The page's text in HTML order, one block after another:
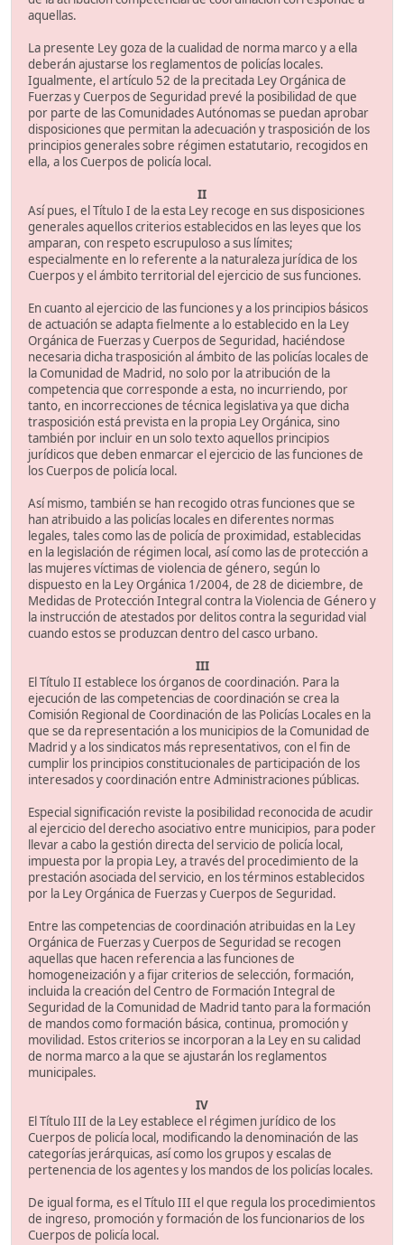
aquellas.
La presente Ley goza de la cualidad de norma marco y a ella
deberán ajustarse los reglamentos de policías locales.
Igualmente, el artículo 52 de la precitada Ley Orgánica de
Fuerzas y Cuerpos de Seguridad prevé la posibilidad de que
por parte de las Comunidades Autónomas se puedan aprobar
disposiciones que permitan la adecuación y trasposición de los
principios generales sobre régimen estatutario, recogidos en
ella, a los Cuerpos de policía local.
II
Así pues, el Título I de la esta Ley recoge en sus disposiciones
generales aquellos criterios establecidos en las leyes que los
amparan, con respeto escrupuloso a sus límites;
especialmente en lo referente a la naturaleza jurídica de los
Cuerpos y el ámbito territorial del ejercicio de sus funciones.
En cuanto al ejercicio de las funciones y a los principios básicos
de actuación se adapta fielmente a lo establecido en la Ley
Orgánica de Fuerzas y Cuerpos de Seguridad, haciéndose
necesaria dicha trasposición al ámbito de las policías locales de
la Comunidad de Madrid, no solo por la atribución de la
competencia que corresponde a esta, no incurriendo, por
tanto, en incorrecciones de técnica legislativa ya que dicha
trasposición está prevista en la propia Ley Orgánica, sino
también por incluir en un solo texto aquellos principios
jurídicos que deben enmarcar el ejercicio de las funciones de
los Cuerpos de policía local.
Así mismo, también se han recogido otras funciones que se
han atribuido a las policías locales en diferentes normas
legales, tales como las de policía de proximidad, establecidas
en la legislación de régimen local, así como las de protección a
las mujeres víctimas de violencia de género, según lo
dispuesto en la Ley Orgánica 1/2004, de 28 de diciembre, de
Medidas de Protección Integral contra la Violencia de Género y
la instrucción de atestados por delitos contra la seguridad vial
cuando estos se produzcan dentro del casco urbano.
III
El Título II establece los órganos de coordinación. Para la
ejecución de las competencias de coordinación se crea la
Comisión Regional de Coordinación de las Policías Locales en la
que se da representación a los municipios de la Comunidad de
Madrid y a los sindicatos más representativos, con el fin de
cumplir los principios constitucionales de participación de los
interesados y coordinación entre Administraciones públicas.
Especial significación reviste la posibilidad reconocida de acudir
al ejercicio del derecho asociativo entre municipios, para poder
llevar a cabo la gestión directa del servicio de policía local,
impuesta por la propia Ley, a través del procedimiento de la
prestación asociada del servicio, en los términos establecidos
por la Ley Orgánica de Fuerzas y Cuerpos de Seguridad.
Entre las competencias de coordinación atribuidas en la Ley
Orgánica de Fuerzas y Cuerpos de Seguridad se recogen
aquellas que hacen referencia a las funciones de
homogeneización y a fijar criterios de selección, formación,
incluida la creación del Centro de Formación Integral de
Seguridad de la Comunidad de Madrid tanto para la formación
de mandos como formación básica, continua, promoción y
movilidad. Estos criterios se incorporan a la Ley en su calidad
de norma marco a la que se ajustarán los reglamentos
municipales.
IV
El Título III de la Ley establece el régimen jurídico de los
Cuerpos de policía local, modificando la denominación de las
categorías jerárquicas, así como los grupos y escalas de
pertenencia de los agentes y los mandos de los policías locales.
De igual forma, es el Título III el que regula los procedimientos
de ingreso, promoción y formación de los funcionarios de los
Cuerpos de policía local.